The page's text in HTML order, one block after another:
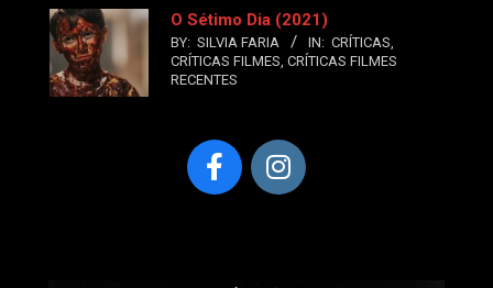
O Sétimo Dia (2021)
BY: SILVIA FARIA IN: CRÍTICAS,
CRÍTICAS FILMES, CRÍTICAS FILMES
RECENTES